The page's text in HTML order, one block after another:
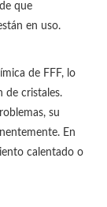
que
en uso.
de FFF, lo
de cristales.
su
En
calentado o